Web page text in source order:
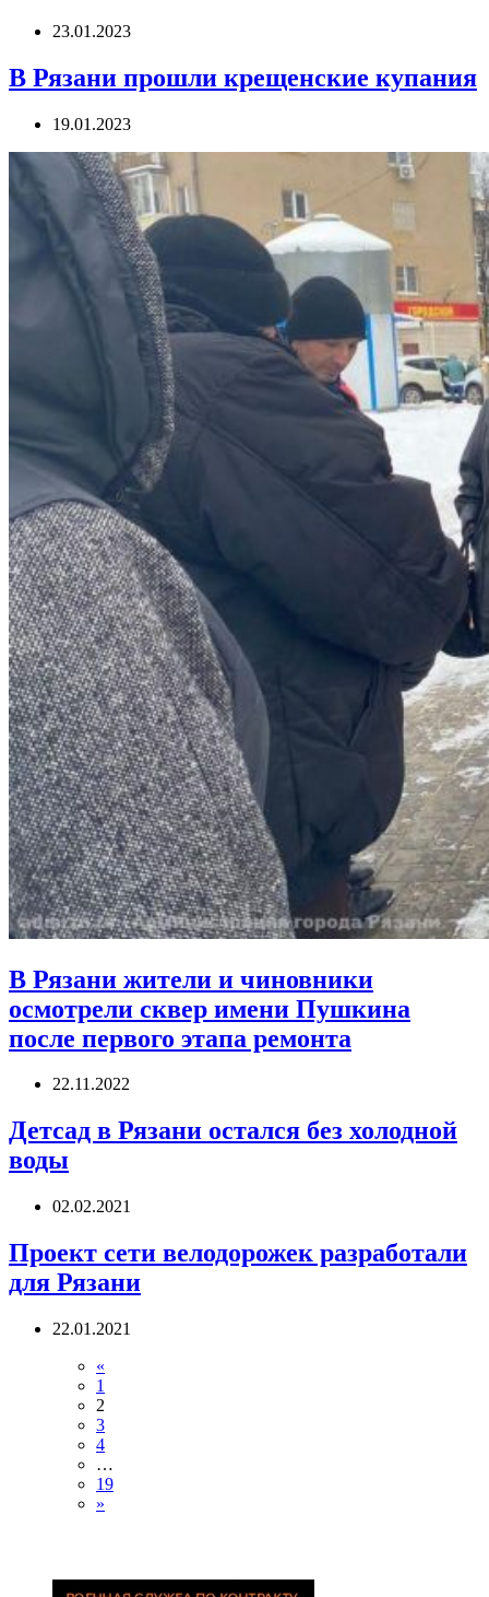
23.01.2023
В Рязани прошли крещенские купания
19.01.2023
В Рязани жители и чиновники
осмотрели сквер имени Пушкина
после первого этапа ремонта
22.11.2022
Детсад в Рязани остался без холодной
воды
02.02.2021
Проект сети велодорожек разработали
для Рязани
22.01.2021
«
1
2
3
4
…
19
»